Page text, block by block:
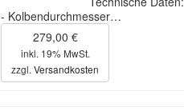
- Kolbendurchmesser…
279,00 €
inkl. 19% MwSt.
zzgl. Versandkosten